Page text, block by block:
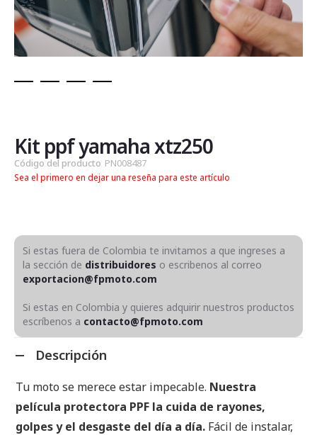
de
la
galería
de
Kit ppf yamaha xtz250
Código del producto PN008487
Sea el primero en dejar una reseña para este artículo
Si estas fuera de Colombia te invitamos a que ingreses a
la sección de distribuidores o escribenos al correo
exportacion@fpmoto.com
Si estas en Colombia y quieres adquirir nuestros productos
escríbenos a contacto@fpmoto.com
Descripción
Tu moto se merece estar impecable. Nuestra
película protectora PPF la cuida de rayones,
golpes y el desgaste del día a día. Fácil de instalar,